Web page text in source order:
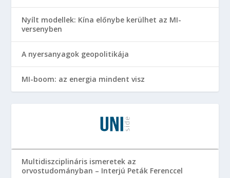
Nyílt modellek: Kína előnybe kerülhet az MI-
versenyben
A nyersanyagok geopolitikája
MI-boom: az energia mindent visz
Multidiszciplináris ismeretek az
orvostudományban – Interjú Peták Ferenccel